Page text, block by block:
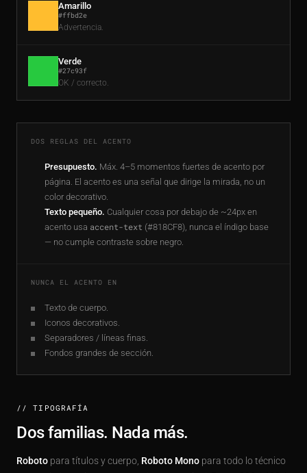
Amarillo
#ffbd2e
Advertencia.
Verde
#27c93f
OK / correcto.
DOS REGLAS DEL ACENTO
Presupuesto. Máx. 4–5 momentos fuertes de acento por
página. El acento es una señal que dirige la mirada, no un
color decorativo.
Texto pequeño. Cualquier cosa por debajo de ~24px en
acento usa accent-text (#818CF8), nunca el índigo base
— no cumple contraste sobre negro.
NUNCA EL ACENTO EN
Texto de cuerpo.
Iconos decorativos.
Separadores / líneas finas.
Fondos grandes de sección.
// TIPOGRAFÍA
Dos familias. Nada más.
Roboto para títulos y cuerpo, Roboto Mono para todo lo técnico